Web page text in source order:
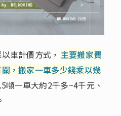
車計價方式， 主要搬家費
，搬家一車多少錢乘以幾
噸一車大約2千多~4千元、